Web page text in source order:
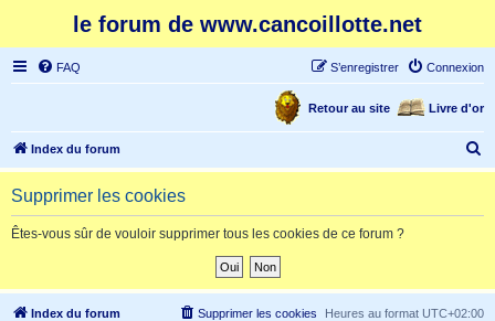
le forum de www.cancoillotte.net
FAQ Connexion
S’enregistrer
Livre d'or
Retour au site
Index du forum
e
Supprimer les cookies
Êtes-vous sûr de vouloir supprimer tous les cookies de ce forum ?
Index du forum Heures au format UTC+02:00
Supprimer les cookies